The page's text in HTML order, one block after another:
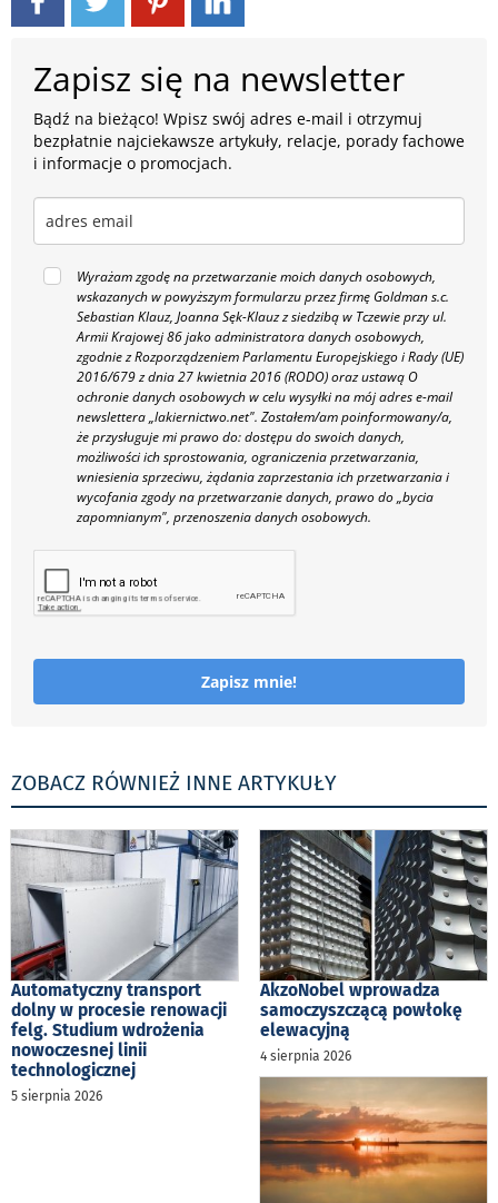
Zapisz się na newsletter
Bądź na bieżąco! Wpisz swój adres e-mail i otrzymuj
bezpłatnie najciekawsze artykuły, relacje, porady fachowe
i informacje o promocjach.
Wyrażam zgodę na przetwarzanie moich danych osobowych,
wskazanych w powyższym formularzu przez firmę Goldman s.c.
Sebastian Klauz, Joanna Sęk-Klauz z siedzibą w Tczewie przy ul.
Armii Krajowej 86 jako administratora danych osobowych,
zgodnie z Rozporządzeniem Parlamentu Europejskiego i Rady (UE)
2016/679 z dnia 27 kwietnia 2016 (RODO) oraz ustawą O
ochronie danych osobowych w celu wysyłki na mój adres e-mail
newslettera „lakiernictwo.net". Zostałem/am poinformowany/a,
że przysługuje mi prawo do: dostępu do swoich danych,
możliwości ich sprostowania, ograniczenia przetwarzania,
wniesienia sprzeciwu, żądania zaprzestania ich przetwarzania i
wycofania zgody na przetwarzanie danych, prawo do „bycia
zapomnianym", przenoszenia danych osobowych.
Zapisz mnie!
ZOBACZ RÓWNIEŻ INNE ARTYKUŁY
Automatyczny transport
dolny w procesie renowacji
felg. Studium wdrożenia
nowoczesnej linii
technologicznej
5 sierpnia 2026
AkzoNobel wprowadza
samoczyszczącą powłokę
elewacyjną
4 sierpnia 2026